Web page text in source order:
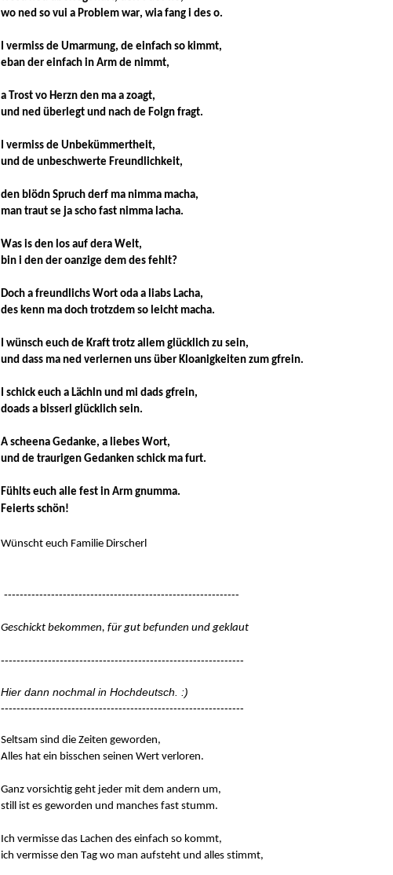
wo ned so vui a Problem war, wia fang i des o.
I vermiss de Umarmung, de einfach so kimmt,
eban der einfach in Arm de nimmt,
a Trost vo Herzn den ma a zoagt,
und ned überlegt und nach de Folgn fragt.
I vermiss de Unbekümmertheit,
und de unbeschwerte Freundlichkeit,
den blödn Spruch derf ma nimma macha,
man traut se ja scho fast nimma lacha.
Was is den los auf dera Welt,
bin i den der oanzige dem des fehlt?
Doch a freundlichs Wort oda a liabs Lacha,
des kenn ma doch trotzdem so leicht macha.
I wünsch euch de Kraft trotz allem glücklich zu sein,
und dass ma ned verlernen uns über Kloanigkeiten zum gfrein.
I schick euch a Lächln und mi dads gfrein,
doads a bisserl glücklich sein.
A scheena Gedanke, a liebes Wort,
und de traurigen Gedanken schick ma furt.
Fühlts euch alle fest in Arm gnumma.
Feierts schön!
Wünscht euch Familie Dirscherl
------------------------------------------------------------
Geschickt bekommen, für gut befunden und geklaut
--------------------------------------------------------------
Hier dann nochmal in Hochdeutsch. :)
--------------------------------------------------------------
Seltsam sind die Zeiten geworden,
Alles hat ein bisschen seinen Wert verloren.
Ganz vorsichtig geht jeder mit dem andern um,
still ist es geworden und manches fast stumm.
Ich vermisse das Lachen des einfach so kommt,
ich vermisse den Tag wo man aufsteht und alles stimmt,